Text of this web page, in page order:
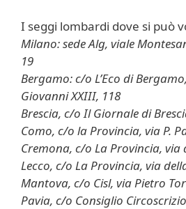
I seggi lombardi dove si può
Milano: sede Alg, viale
19
Bergamo: c/o L’Eco di
Giovanni XXIII, 118
Brescia, c/o Il Giornale di
Como, c/o la Provincia, via P.
Cremona, c/o La Provincia, via
Lecco, c/o La Provincia, via
Mantova, c/o Cisl, via Pietro
Pavia, c/o Consiglio